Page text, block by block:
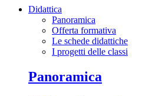
Didattica
Panoramica
Offerta formativa
Le schede didattiche
I progetti delle classi
Panoramica